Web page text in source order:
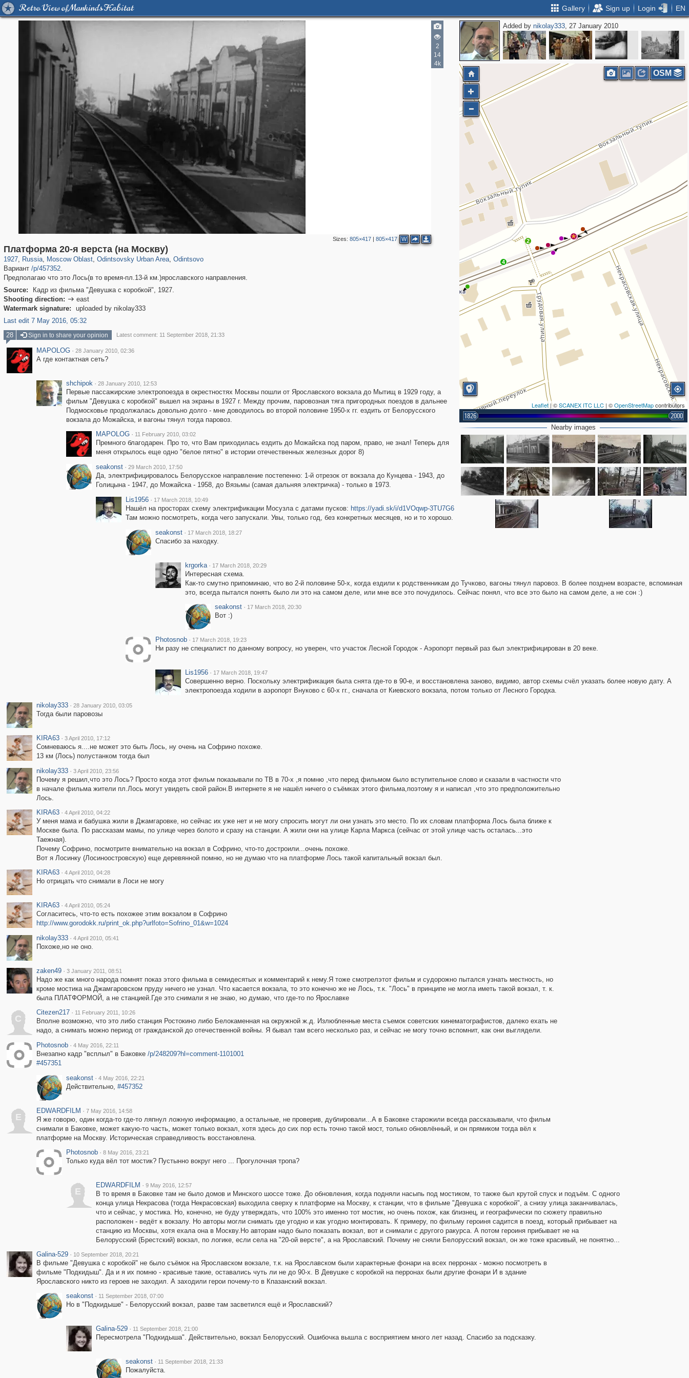
Retro View of Mankind's Habitat Gallery Sign up Login EN
2
14
4k
Sizes:805×417 |805×417 W
Платформа 20-я верста (на Москву)
1927, Russia
1,407,361 29,248
, Moscow Oblast
96,615 1,691
, Odintsovsky Urban Area
7,042 194
, Odintsovo
866
Вариант /p/457352.
Предполагаю что это Лось(в то время-пл.13-й км.)ярославского направления.
Source:
Кадр из фильма "Девушка с коробкой", 1927.
Shooting direction:  east
Watermark signature:
uploaded by nikolay333
Last edit 7 May 2016, 05:32
Added bynikolay333, 27 January 2010
2
2
4
Leaflet| ©SCANEX ITC LLC | ©OpenStreetMapcontributors
1826 2000
OSM
Nearby images
28 Sign in to share your opinion Latest comment: 11 September 2018, 21:33
MAPOLOG · 28 January 2010, 02:36
А где контактная сеть?
shchipok · 28 January 2010, 12:53
Первые пассажирские электропоезда в окрестностях Москвы пошли от Ярославского вокзала до Мытищ в 1929 году, а
фильм "Девушка с коробкой" вышел на экраны в 1927 г. Между прочим, паровозная тяга пригородных поездов в дальнее
Подмосковье продолжалась довольно долго - мне доводилось во второй половине 1950-х гг. ездить от Белорусского
вокзала до Можайска, и вагоны тянул тогда паровоз.
MAPOLOG · 11 February 2010, 03:02
Премного благодарен. Про то, что Вам приходилась ездить до Можайска под паром, право, не знал! Теперь для
меня открылось еще одно "белое пятно" в истории отечественных железных дорог 8)
seakonst · 29 March 2010, 17:50
Да, электрифицировалось Белорусское направление постепенно: 1-й отрезок от вокзала до Кунцева - 1943, до
Голицына - 1947, до Можайска - 1958, до Вязьмы (самая дальняя электричка) - только в 1973.
Lis1956 · 17 March 2018, 10:49
Нашёл на просторах схему электрификации Мосузла с датами пусков: https://yadi.sk/i/d1VOqwp-3TU7G6
Там можно посмотреть, когда чего запускали. Увы, только год, без конкретных месяцев, но и то хорошо.
seakonst · 17 March 2018, 18:27
Спасибо за находку.
krgorka · 17 March 2018, 20:29
Интересная схема.
Как-то смутно припоминаю, что во 2-й половине 50-х, когда ездили к родственникам до Тучково, вагоны тянул паровоз. В более позднем возрасте, вспоминая
это, всегда пытался понять было ли это на самом деле, или мне все это почудилось. Сейчас понял, что все это было на самом деле, а не сон :)
seakonst · 17 March 2018, 20:30
Вот :)
Photosnob · 17 March 2018, 19:23
Ни разу не специалист по данному вопросу, но уверен, что участок Лесной Городок - Аэропорт первый раз был электрифицирован в 20 веке.
Lis1956 · 17 March 2018, 19:47
Совершенно верно. Поскольку электрификация была снята где-то в 90-е, и восстановлена заново, видимо, автор схемы счёл указать более новую дату. А
электропоезда ходили в аэропорт Внуково с 60-х гг., сначала от Киевского вокзала, потом только от Лесного Городка.
nikolay333 · 28 January 2010, 03:05
Тогда были паровозы
KIRA63 · 3 April 2010, 17:12
Сомневаюсь я....не может это быть Лось, ну очень на Софрино похоже.
13 км (Лось) полустанком тогда был
nikolay333 · 3 April 2010, 23:56
Почему я решил,что это Лось? Просто когда этот фильм показывали по ТВ в 70-х ,я помню ,что перед фильмом было вступительное слово и сказали в частности что
в начале фильма жители пл.Лось могут увидеть свой район.В интернете я не нашёл ничего о съёмках этого фильма,поэтому я и написал ,что это предположительно
Лось.
KIRA63 · 4 April 2010, 04:22
У меня мама и бабушка жили в Джамгаровке, но сейчас их уже нет и не могу спросить могут ли они узнать это место. По их словам платформа Лось была ближе к
Москве была. По рассказам мамы, по улице через болото и сразу на станции. А жили они на улице Карла Маркса (сейчас от этой улице часть осталась...это
Таежная).
Почему Софрино, посмотрите внимательно на вокзал в Софрино, что-то достроили...очень похоже.
Вот я Лосинку (Лосиноостровскую) еще деревянной помню, но не думаю что на платформе Лось такой капитальный вокзал был.
KIRA63 · 4 April 2010, 04:28
Но отрицать что снимали в Лоси не могу
KIRA63 · 4 April 2010, 05:24
Согласитесь, что-то есть похожее этим вокзалом в Софрино
http://www.gorodokk.ru/print_ok.php?urlfoto=Sofrino_01&w=1024
nikolay333 · 4 April 2010, 05:41
Похоже,но не оно.
zaken49 · 3 January 2011, 08:51
Надо же как много народа помнят показ этого фильма в семидесятых и комментарий к нему.Я тоже смотрелэтот фильм и судорожно пытался узнать местность, но
кроме мостика на Джамгаровском пруду ничего не узнал. Что касается вокзала, то это конечно же не Лось, т.к. "Лось" в принципе не могла иметь такой вокзал, т. к.
была ПЛАТФОРМОЙ, а не станцией.Где это снимали я не знаю, но думаю, что где-то по Ярославке
C
Citezen217 · 11 February 2011, 10:26
Вполне возможно, что это либо станция Ростокино либо Белокаменная на окружной ж.д. Излюбленные места съемок советских кинематографистов, далеко ехать не
надо, а снимать можно период от гражданской до отечественной войны. Я бывал там всего несколько раз, и сейчас не могу точно вспомнит, как они выглядели.
Photosnob · 4 May 2016, 22:11
Внезапно кадр "всплыл" в Баковке /p/248209?hl=comment-1101001
#457351
seakonst · 4 May 2016, 22:21
Действительно, #457352
E
EDWARDFILM · 7 May 2016, 14:58
Я же говорю, один когда-то где-то ляпнул ложную информацию, а остальные, не проверив, дублировали...А в Баковке старожили всегда рассказывали, что фильм
снимали в Баковке, может какую-то часть, может только вокзал, хотя здесь до сих пор есть точно такой мост, только обновлённый, и он прямиком тогда вёл к
платформе на Москву. Историческая справедливость восстановлена.
Photosnob · 8 May 2016, 23:21
Только куда вёл тот мостик? Пустынно вокруг него ... Прогулочная тропа?
E
EDWARDFILM · 9 May 2016, 12:57
В то время в Баковке там не было домов и Минского шоссе тоже. До обновления, когда подняли насыпь под мостиком, то также был крутой спуск и подъём. С одного
конца улица Некрасова (тогда Некрасовская) выходила сверху к платформе на Москву, к станции, что в фильме "Девушка с коробкой", а снизу улица заканчивалась,
что и сейчас, у мостика. Но, конечно, не буду утверждать, что 100% это именно тот мостик, но очень похож, как близнец, и географически по сюжету правильно
расположен - ведёт к вокзалу. Но авторы могли снимать где угодно и как угодно монтировать. К примеру, по фильму героиня садится в поезд, который прибывает на
станцию из Москвы, хотя ехала она в Москву.Но авторам надо было показать вокзал, вот и снимали с другого ракурса. А потом героиня прибывает не на
Белорусский (Брестский) вокзал, по логике, если села на "20-ой версте", а на Ярославский. Почему не сняли Белорусский вокзал, он же тоже красивый, не понятно...
Galina-529 · 10 September 2018, 20:21
В фильме "Девушка с коробкой" не было съёмок на Ярославском вокзале, т.к. на Ярославском были характерные фонари на всех перронах - можно посмотреть в
фильме "Подкидыш". Да и я их помню - красивые такие, оставались чуть ли не до 90-х. В Девушке с коробкой на перронах были другие фонари И в здание
Ярославского никто из героев не заходил. А заходили герои почему-то в Кпазанский вокзал.
seakonst · 11 September 2018, 07:00
Но в "Подкидыше" - Белорусский вокзал, разве там засветился ещё и Ярославский?
Galina-529 · 11 September 2018, 21:00
Пересмотрела "Подкидыша". Действительно, вокзал Белорусский. Ошибочка вышла с восприятием много лет назад. Спасибо за подсказку.
seakonst · 11 September 2018, 21:33
Пожалуйста.